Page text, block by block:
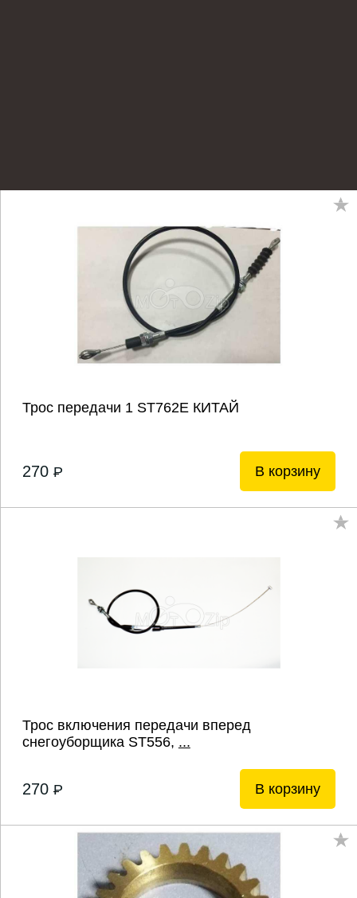
Трос передачи 1 ST762E КИТАЙ
270 P В корзину
Трос включения передачи вперед
снегоуборщика ST556, ...
270 P В корзину